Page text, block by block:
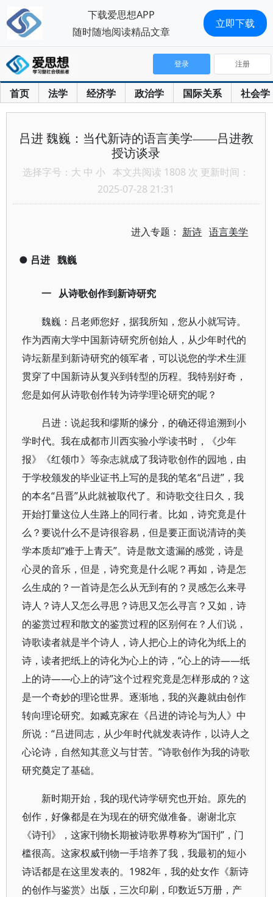
首页 法学 经济学 政治学 国际关系 社会学
登录 注册
吕进 魏巍：当代新诗的语言美学——吕进教
授访谈录
选择字号： 大 中 小 本文共阅读 1808 次 更新时间：
2025-07-28 21:31
进入专题： 新诗 语言美学
● 吕进 魏巍
一 从诗歌创作到新诗研究
魏巍：吕老师您好，据我所知，您从小就写诗。
作为西南大学中国新诗研究所创始人，从少年时代的
诗坛新星到新诗研究的领军者，可以说您的学术生涯
贯穿了中国新诗从复兴到转型的历程。我特别好奇，
您是如何从诗歌创作转为诗学理论研究的呢？
吕进：说起我和缪斯的缘分，的确还得追溯到小
学时代。我在成都市川西实验小学读书时，《少年
报》《红领巾》等杂志就成了我诗歌创作的园地，由
于学校颁发的毕业证书上写的是我的笔名“吕进”，我
的本名“吕晋”从此就被取代了。和诗歌交往日久，我
开始打量这位人生路上的同行者。比如，诗究竟是什
么？要说什么不是诗很容易，但是要正面说清诗的美
学本质却“难于上青天”。诗是散文遗漏的感觉，诗是
心灵的音乐，但是，诗究竟是什么呢？再如，诗是怎
么生成的？一首诗是怎么从无到有的？灵感怎么来寻
诗人？诗人又怎么寻思？诗思又怎么寻言？又如，诗
的鉴赏过程和散文的鉴赏过程的区别何在？人们说，
诗歌读者就是半个诗人，诗人把心上的诗化为纸上的
诗，读者把纸上的诗化为心上的诗，“心上的诗——纸
上的诗——心上的诗”这个过程究竟是怎样形成的？这
是一个奇妙的理论世界。逐渐地，我的兴趣就由创作
转向理论研究。如臧克家在《吕进的诗论与为人》中
所说：“吕进同志，从少年时代就发表诗作，以诗人之
心论诗，自然知其意义与甘苦。”诗歌创作为我的诗歌
研究奠定了基础。
新时期开始，我的现代诗学研究也开始。原先的
创作，好像都是在为现在的研究做准备。谢谢北京
《诗刊》，这家刊物长期被诗歌界尊称为“国刊”，门
槛很高。这家权威刊物一手培养了我，我最初的短小
诗话都是在这里发表的。1982年，我的处女作《新诗
的创作与鉴赏》出版，三次印刷，印数近5万册，产
下载爱思想APP
随时随地阅读精品文章
立即下载